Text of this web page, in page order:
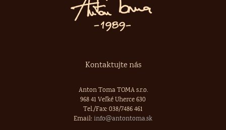
Kontaktujte nás
Anton Toma TOMA s.r.o.
968 41 Veľké Uherce 630
Tel./Fax: 038/7486 461
Email: info@antontoma.sk